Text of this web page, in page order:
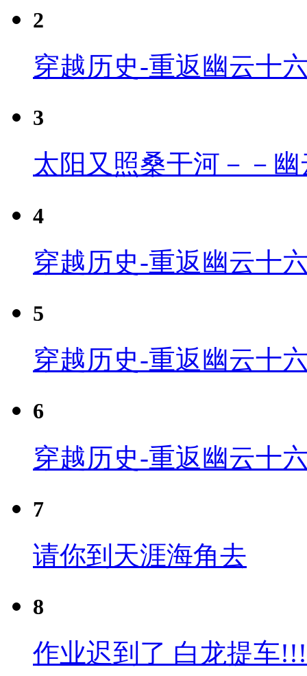
2
穿越历史-重返幽云十
3
太阳又照桑干河－－
4
穿越历史-重返幽云十
5
穿越历史-重返幽云十
6
穿越历史-重返幽云十
7
请你到天涯海角去
8
作业迟到了 白龙提车